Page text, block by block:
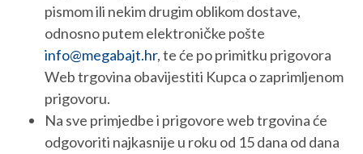
pismom ili nekim drugim oblikom dostave,
odnosno putem elektroničke pošte
info@megabajt.hr, te će po primitku prigovora
Web trgovina obavijestiti Kupca o zaprimljenom
prigovoru.
Na sve primjedbe i prigovore web trgovina će
odgovoriti najkasnije u roku od 15 dana od dana